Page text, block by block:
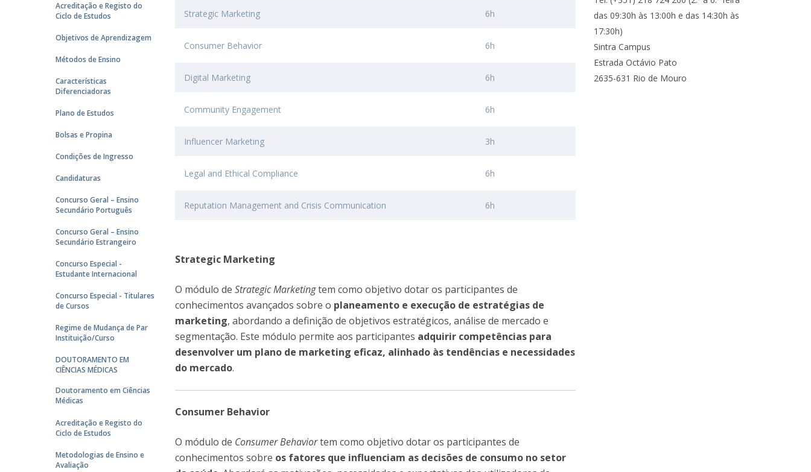
Pós-Doutoramento em Bioética
Applications
Awards
Terms and Conditions
Media & Público
Acreditação e Registo do
Ciclo de Estudos
Objetivos de Aprendizagem
Métodos de Ensino
Características
Diferenciadoras
Plano de Estudos
Bolsas e Propina
Condições de Ingresso
Candidaturas
Concurso Geral – Ensino
Secundário Português
Concurso Geral – Ensino
Secundário Estrangeiro
Concurso Especial -
Estudante Internacional
Concurso Especial - Titulares
de Cursos
Regime de Mudança de Par
Instituição/Curso
DOUTORAMENTO EM
CIÊNCIAS MÉDICAS
Doutoramento em Ciências
Médicas
Acreditação e Registo do
Ciclo de Estudos
Metodologias de Ensino e
Avaliação
Strategic Marketing 6h
Consumer Behavior 6h
Digital Marketing 6h
Community Engagement 6h
Influencer Marketing 3h
Legal and Ethical Compliance 6h
Reputation Management and Crisis Communication 6h
Strategic Marketing
O módulo deStrategic Marketingtem como objetivo dotar os participantes de
conhecimentos avançados sobre o planeamento e execução de estratégias de
marketing, abordando a definição de objetivos estratégicos, análise de mercado e
segmentação. Este módulo permite aos participantes adquirir competências para
desenvolver um plano de marketing eficaz, alinhado às tendências e necessidades
do mercado.
Consumer Behavior
O módulo de Consumer Behaviortem como objetivo dotar os participantes de
conhecimentos sobre os fatores que influenciam as decisões de consumo no setor
das 09:30h às 13:00h e das 14:30h às
17:30h)
Sintra Campus
Estrada Octávio Pato
2635-631 Rio de Mouro